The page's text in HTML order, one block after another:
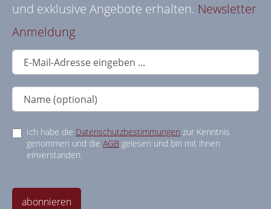
und exklusive Angebote erhalten. Newsletter
Anmeldung
Ich habe die Datenschutzbestimmungen zur Kenntnis
genommen und die AGB gelesen und bin mit ihnen
einverstanden.
abonnieren